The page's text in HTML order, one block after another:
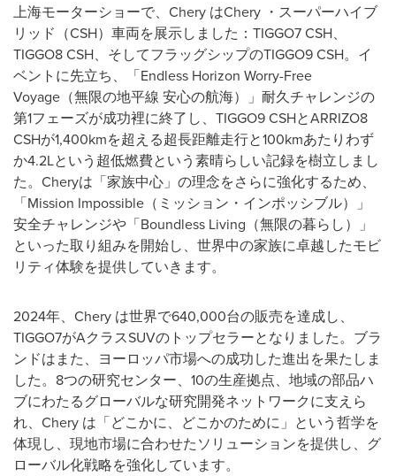
上海モーターショーで、Chery はChery ・スーパーハイブ
リッド（CSH）車両を展示しました：TIGGO7 CSH、
TIGGO8 CSH、そしてフラッグシップのTIGGO9 CSH。イ
ベントに先立ち、「Endless Horizon Worry-Free
Voyage（無限の地平線 安心の航海）」耐久チャレンジの
第1フェーズが成功裡に終了し、TIGGO9 CSHとARRIZO8
CSHが1,400kmを超える超長距離走行と100kmあたりわず
か4.2Lという超低燃費という素晴らしい記録を樹立しまし
た。Cheryは「家族中心」の理念をさらに強化するため、
「Mission Impossible（ミッション・インポッシブル）」
安全チャレンジや「Boundless Living（無限の暮らし）」
といった取り組みを開始し、世界中の家族に卓越したモビ
リティ体験を提供していきます。
2024年、Chery は世界で640,000台の販売を達成し、
TIGGO7がAクラスSUVのトップセラーとなりました。ブラ
ンドはまた、ヨーロッパ市場への成功した進出を果たしま
した。8つの研究センター、10の生産拠点、地域の部品ハ
ブにわたるグローバルな研究開発ネットワークに支えら
れ、Chery は「どこかに、どこかのために」という哲学を
体現し、現地市場に合わせたソリューションを提供し、グ
ローバル化戦略を強化しています。